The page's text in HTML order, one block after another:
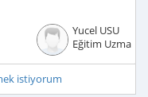
Yucel USU
Eğitim Uzmanı
istiyorum